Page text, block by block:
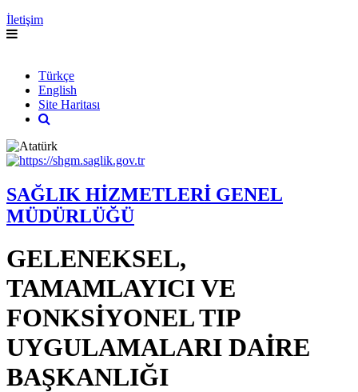
İletişim
Türkçe
English
Site Haritası
SAĞLIK HİZMETLERİ GENEL
MÜDÜRLÜĞÜ
GELENEKSEL,
TAMAMLAYICI VE
FONKSİYONEL TIP
UYGULAMALARI DAİRE
BAŞKANLIĞI